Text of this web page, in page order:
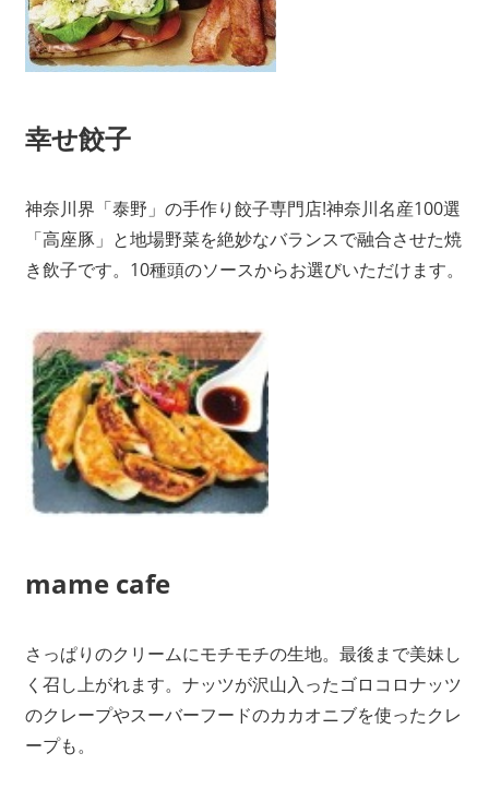
幸せ餃子
神奈川界「泰野」の手作り餃子専門店!神奈川名産100選
「高座豚」と地場野菜を絶妙なバランスで融合させた焼
き飲子です。10種頭のソースからお選びいただけます。
mame cafe
さっぱりのクリームにモチモチの生地。最後まで美妹し
く召し上がれます。ナッツが沢山入ったゴロコロナッツ
のクレープやスーバーフードのカカオニブを使ったクレ
ープも。